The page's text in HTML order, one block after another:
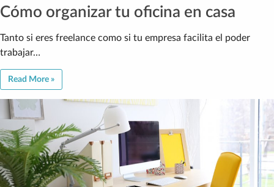
Cómo organizar tu oficina en casa
Tanto si eres freelance como si tu empresa facilita el poder
trabajar…
Read More »